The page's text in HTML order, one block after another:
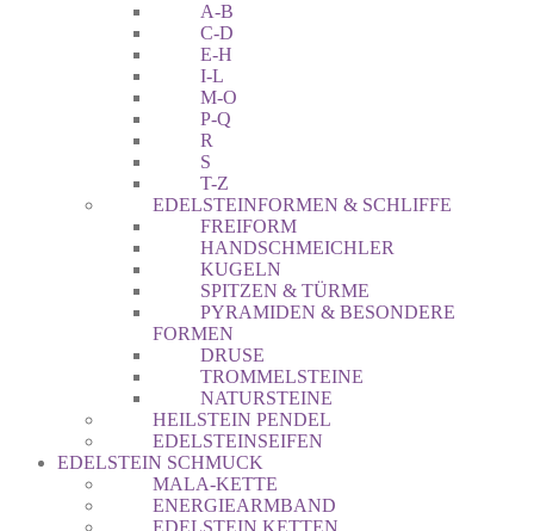
A-B
C-D
E-H
I-L
M-O
P-Q
R
S
T-Z
EDELSTEINFORMEN & SCHLIFFE
FREIFORM
HANDSCHMEICHLER
KUGELN
SPITZEN & TÜRME
PYRAMIDEN & BESONDERE
FORMEN
DRUSE
TROMMELSTEINE
NATURSTEINE
HEILSTEIN PENDEL
EDELSTEINSEIFEN
EDELSTEIN SCHMUCK
MALA-KETTE
ENERGIEARMBAND
EDELSTEIN KETTEN